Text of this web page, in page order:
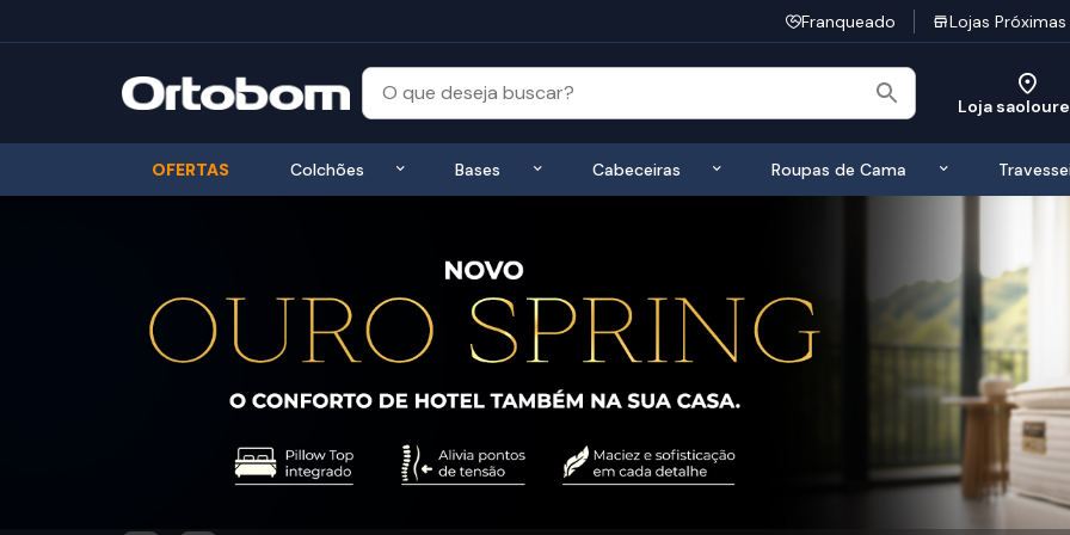
Franqueado Lojas Próximas
Loja
OFERTAS Colchões Exibir submenu de Colchões
Bases Exibir submenu de Bases
Cabeceiras Exibir submenu de Cabeceiras
Roupas de Cama Exibir